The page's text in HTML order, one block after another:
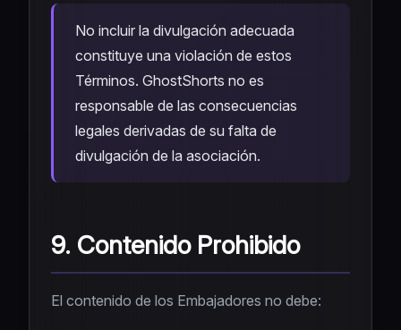
No incluir la divulgación adecuada
constituye una violación de estos
Términos. GhostShorts no es
responsable de las consecuencias
legales derivadas de su falta de
divulgación de la asociación.
9. Contenido Prohibido
El contenido de los Embajadores no debe: